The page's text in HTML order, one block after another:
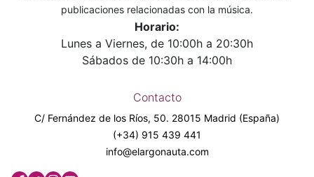
publicaciones relacionadas con la música.
Horario:
Lunes a Viernes, de 10:00h a 20:30h
Sábados de 10:30h a 14:00h
Contacto
C/ Fernández de los Ríos, 50. 28015 Madrid (España)
(+34) 915 439 441
info@elargonauta.com